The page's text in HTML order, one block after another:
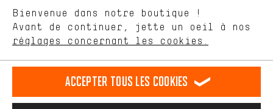
Langue"
français english
EN Deutsch español
RÉSILIER LE CONTRAT Communauté d'Aix-la-Chapelle
Programme d'affiliation Mentions Légales Protection des données
Bienvenue dans notre boutique !
Avant de continuer, jette un oeil à nos
réglages concernant les cookies.
nous proposons grâce à ton comportement d'achat.
Plus de confort
est plus confortable. Avec les cookies de confort, nous
Nous pouvons ainsi mettre à ta disposition d'autres contenus et
informations utiles. De plus, tu as la possibilité d'utiliser des
Accepter tous les cookies